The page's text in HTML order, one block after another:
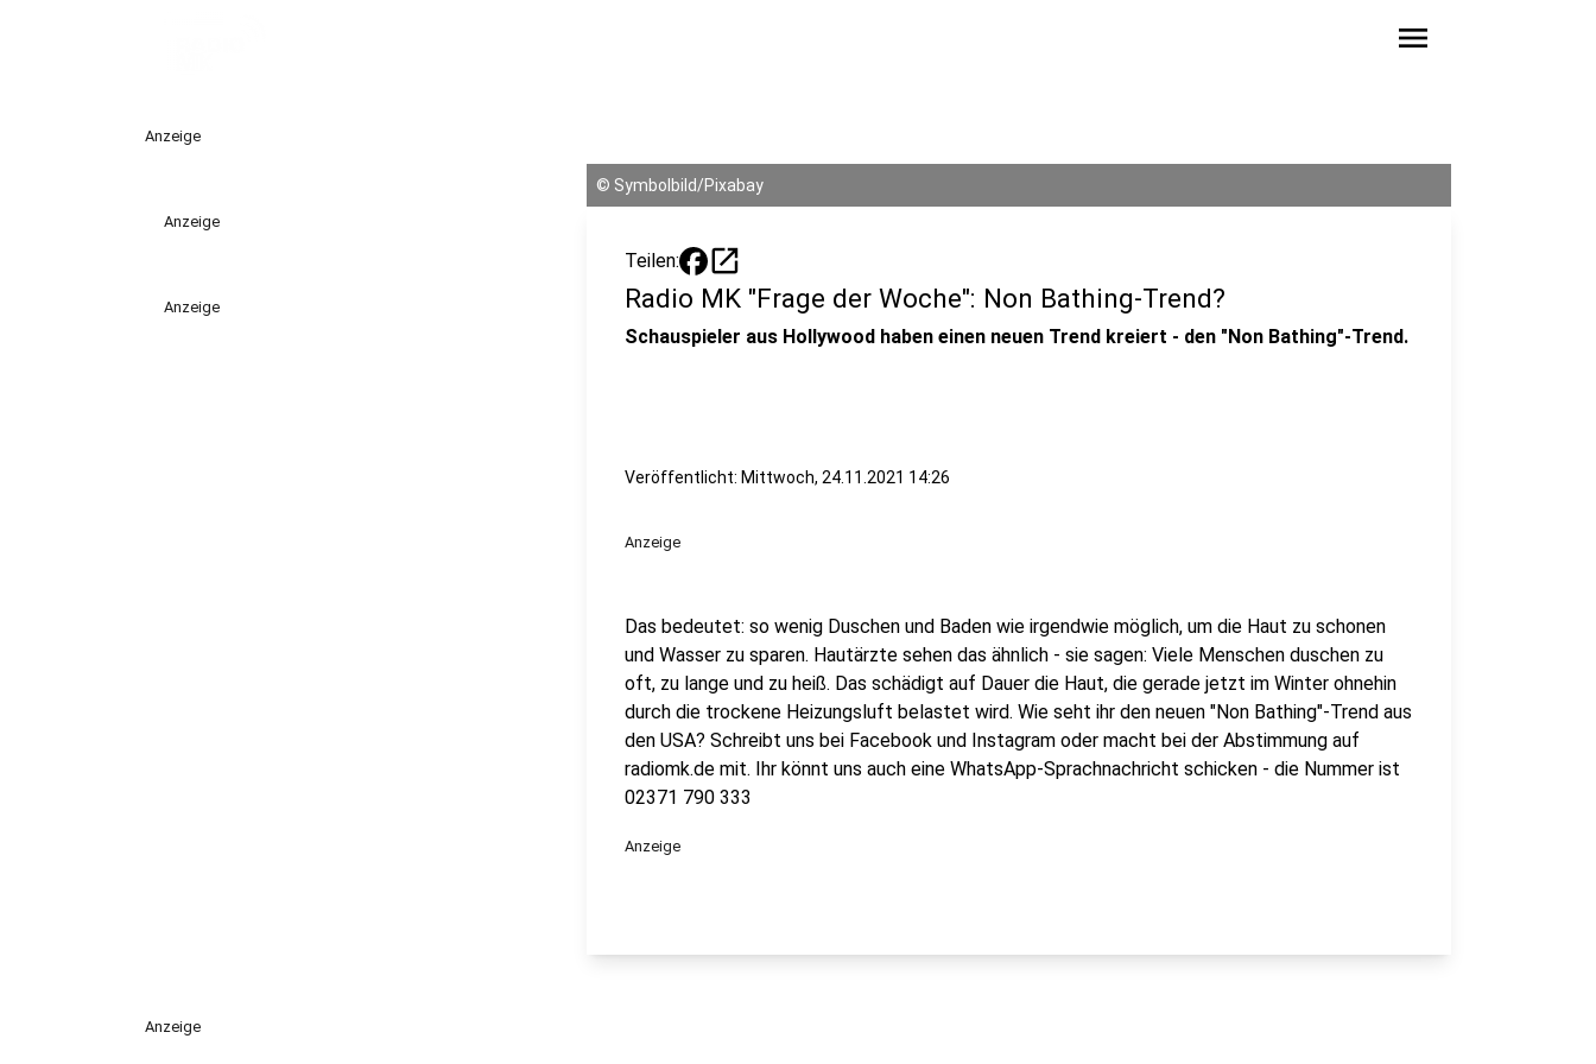
menu
Anzeige
Anzeige
Anzeige
© Symbolbild/Pixabay
Teilen: open_in_new
Radio MK "Frage der Woche": Non Bathing-Trend?
Schauspieler aus Hollywood haben einen neuen Trend kreiert - den "Non Bathing"-Trend.
Veröffentlicht: Mittwoch, 24.11.2021 14:26
Anzeige
Das bedeutet: so wenig Duschen und Baden wie irgendwie möglich, um die Haut zu schonen
und Wasser zu sparen. Hautärzte sehen das ähnlich - sie sagen: Viele Menschen duschen zu
oft, zu lange und zu heiß. Das schädigt auf Dauer die Haut, die gerade jetzt im Winter ohnehin
durch die trockene Heizungsluft belastet wird. Wie seht ihr den neuen "Non Bathing"-Trend aus
den USA? Schreibt uns bei Facebook und Instagram oder macht bei der Abstimmung auf
radiomk.de mit. Ihr könnt uns auch eine WhatsApp-Sprachnachricht schicken - die Nummer ist
02371 790 333
Anzeige
Anzeige